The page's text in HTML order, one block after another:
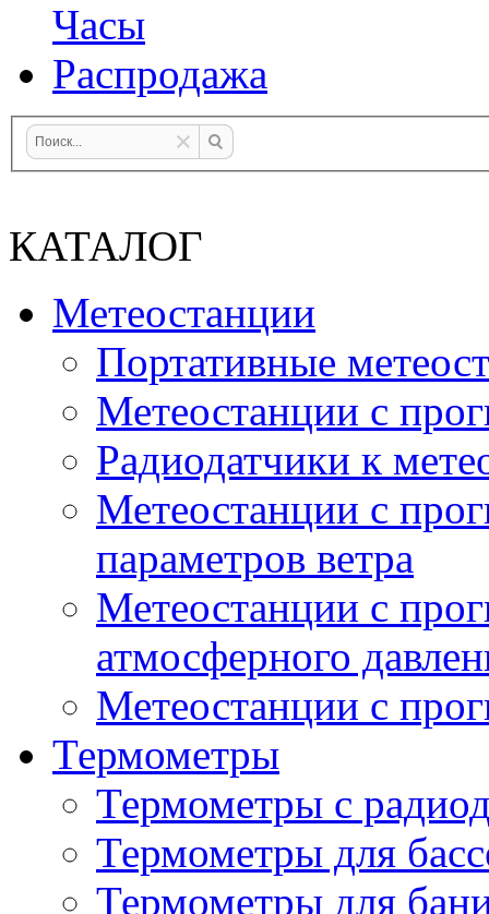
Часы
Распродажа
КАТАЛОГ
Метеостанции
Портативные
Метеостанции с
Радиодатчики к
Метеостанции с
параметров ветра
Метеостанции с
атмосферного
Метеостанции с
Термометры
Термометры с
Термометры для
Термометры для